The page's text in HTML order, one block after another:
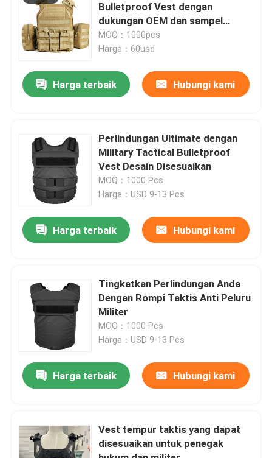
Produk
video
Tentang Kami
Kontrol Kualitas
Berita
Minta Kutipan
Rompi anti peluru taktis militer
Bulletproof Vest dengan
dukungan OEM dan sampel
tersedia
MOQ：1000pcs
Harga：60usd
Harga terbaik Hubungi kami
Perlindungan Ultimate dengan
Military Tactical Bulletproof
Vest Desain Disesuaikan
MOQ：1000 Pcs
Harga：USD 9-13 Pcs
Harga terbaik Hubungi kami
Tingkatkan Perlindungan Anda
Dengan Rompi Taktis Anti Peluru
Militer
MOQ：1000 Pcs
Harga：USD 9-13 Pcs
Harga terbaik Hubungi kami
Vest tempur taktis yang dapat
disesuaikan untuk penegak